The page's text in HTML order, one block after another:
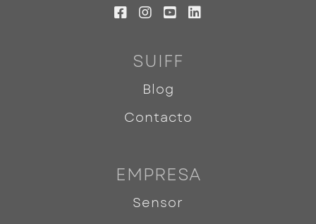
SUIFF
Blog
Contacto
EMPRESA
Sensor